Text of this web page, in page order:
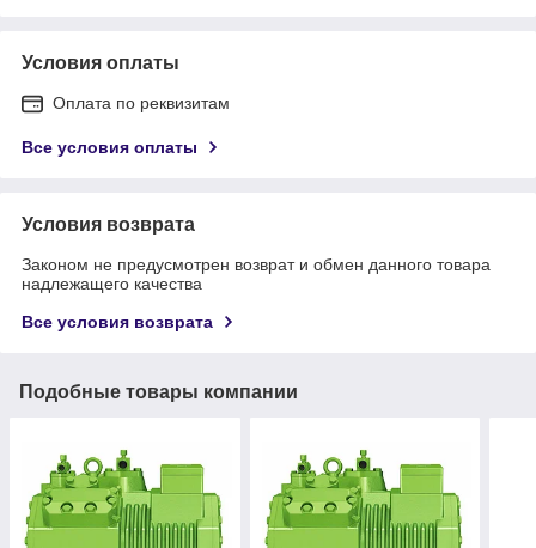
Условия оплаты
Оплата по реквизитам
Все условия оплаты
Условия возврата
Законом не предусмотрен возврат и обмен данного товара
надлежащего качества
Все условия возврата
Подобные товары компании